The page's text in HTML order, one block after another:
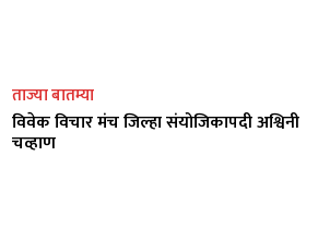
ताज्या बातम्या
विवेक विचार मंच जिल्हा संयोजिकापदी अश्विनी
चव्हाण